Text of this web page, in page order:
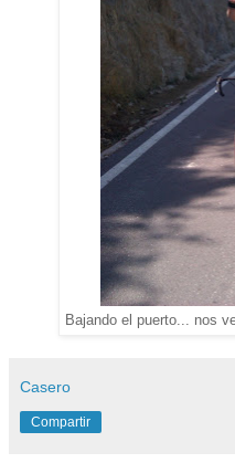
Bajando el puerto... nos
Casero
Compartir